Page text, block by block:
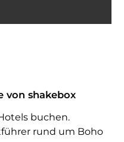
von shakebox
buchen.
rund um Boho